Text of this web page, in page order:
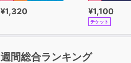
¥1,320 ¥1,100
チケット
週間総合ランキング